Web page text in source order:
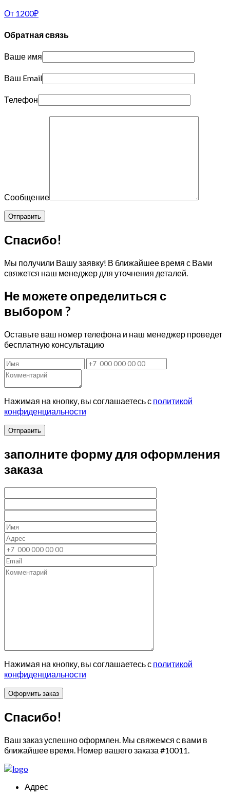
От 1200₽
Обратная связь
Ваше имя
Ваш Email
Телефон
Сообщение
Спасибо!
Мы получили Вашу заявку! В ближайшее время с Вами
свяжется наш менеджер для уточнения деталей.
Не можете определиться с
выбором ?
Оставьте ваш номер телефона и наш менеджер проведет
бесплатную консультацию
Нажимая на кнопку, вы соглашаетесь с политикой
конфиденциальности
Отправить
заполните форму для оформления
заказа
Нажимая на кнопку, вы соглашаетесь с политикой
конфиденциальности
Спасибо!
Ваш заказ успешно оформлен. Мы свяжемся с вами в
ближайшее время. Номер вашего заказа #10011.
Адрес